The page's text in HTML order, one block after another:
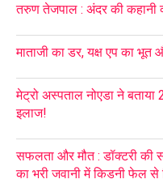
तरुण तेजपाल : अंदर की कहानी
माताजी का डर, यक्ष एप का भूत
मेट्रो अस्पताल नोएडा ने
इलाज!
सफलता और मौत : डॉक्टरी की
का भरी जवानी में किडनी फेल